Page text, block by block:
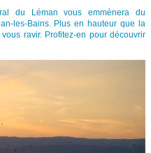
du Léman vous emmènera du
les-Bains. Plus en hauteur que la
ravir. Profitez-en pour découvrir